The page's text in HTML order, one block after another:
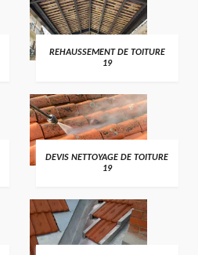
REHAUSSEMENT DE TOITURE
19
DEVIS NETTOYAGE DE TOITURE
19